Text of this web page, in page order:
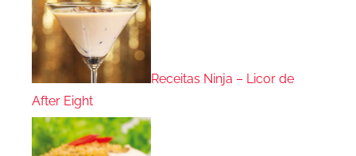
Receitas Ninja – Licor de
After Eight